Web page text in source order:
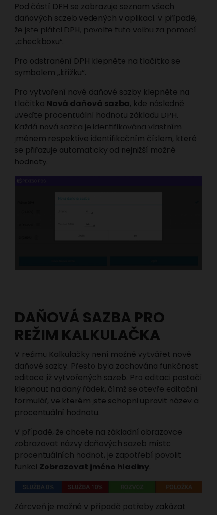
Pod částí DPH se zobrazuje seznam všech
daňových sazeb vedených v aplikaci. V případě,
že jste plátci DPH, povolte tuto volbu za pomocí
„checkboxu“.
Pro odstranění DPH klepněte na tlačítko se
symbolem „křížku“.
Pro vytvoření nové daňové sazby klepněte na
tlačítko Nová daňová sazba, kde následně
uveďte procentuální hodnotu základu DPH.
Každá nová sazba je identifikována vlastním
jménem respektive identifikačním číslem, které
se přiřazuje automaticky od nejnižší možné
hodnoty.
DAŇOVÁ SAZBA PRO
REŽIM KALKULAČKA
V režimu Kalkulačky není možné vytvářet nové
daňové sazby. Přesto byla zachována funkčnost
editace již vytvořených sazeb. Pro editaci postačí
klepnout na daný řádek, čímž se otevře editační
formulář, ve kterém jste schopni upravit název a
procentuální hodnotu.
V případě, že chcete na základní obrazovce
zobrazovat názvy daňových sazeb místo
procentuálních hodnot, je zapotřebí povolit
funkci Zobrazovat jméno hladiny.
Zároveň je možné v případě potřeby zakázat